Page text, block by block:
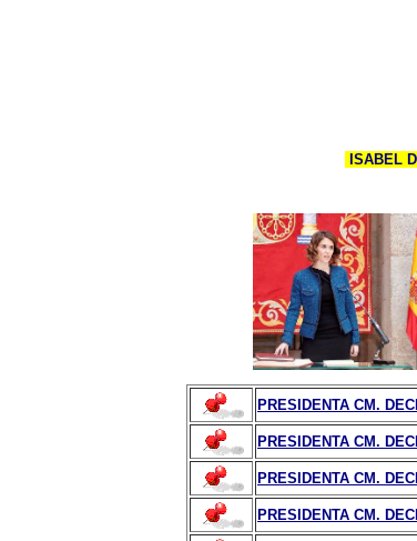
ISABEL
PRESIDENTA CM.
PRESIDENTA CM.
PRESIDENTA CM.
PRESIDENTA CM.